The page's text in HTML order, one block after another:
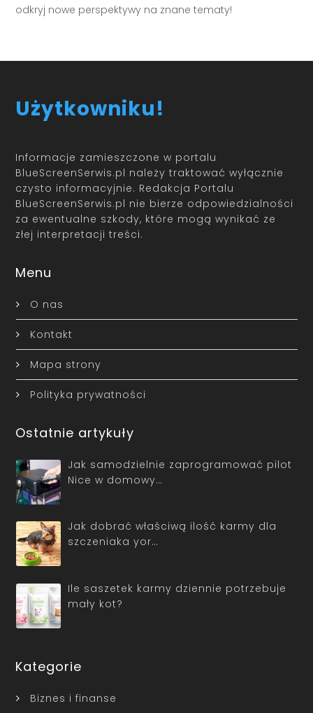
odkryj nowe perspektywy na znane tematy!
Użytkowniku!
Informacje zamieszczone w portalu
BlueScreenSerwis.pl należy traktować wyłącznie
czysto informacyjnie. Redakcja Portalu
BlueScreenSerwis.pl nie bierze odpowiedzialności
za ewentualne szkody, które mogą wynikać ze
złej interpretacji treści.
Menu
O nas
Kontakt
Mapa strony
Polityka prywatności
Ostatnie artykuły
Jak samodzielnie zaprogramować pilot
Nice w domowy…
Jak dobrać właściwą ilość karmy dla
szczeniaka yor…
Ile saszetek karmy dziennie potrzebuje
mały kot?
Kategorie
Biznes i finanse